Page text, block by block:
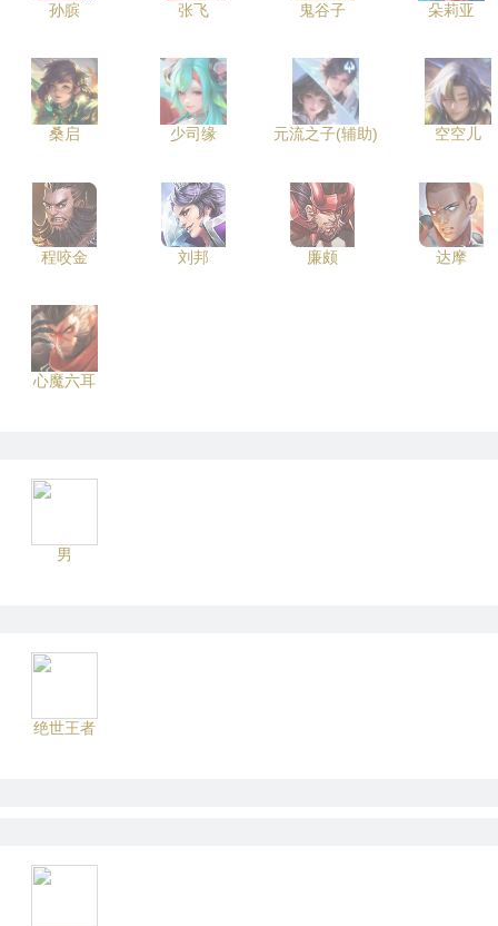
孙膑 张飞 鬼谷子 朵莉亚
桑启 少司缘 元流之子(辅助) 空空儿
程咬金 刘邦 廉颇 达摩
心魔六耳
男
绝世王者